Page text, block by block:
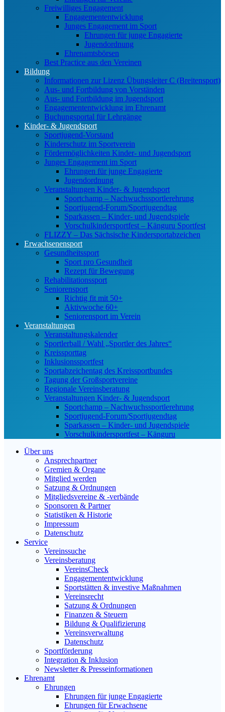
Freiwilliges Engagement
Engagemententwicklung
Junges Engagement im Sport
Ehrungen für junge Engagierte
Jugendordnung
Ehrenamtsbörsen
Best Practice aus den Vereinen
Bildung
Informationen zur Lizenz Übungsleiter C (Breitensport)
Aus- und Fortbildung von Vorständen
Aus- und Fortbildung im Jugendsport
Engagemententwicklung im Ehrenamt
Buchungsportal für Lehrgänge
Kinder- & Jugendsport
Sportjugend-Vorstand
Kinderschutz im Sportverein
Fördermöglichkeiten Kinder- und Jugendsport
Junges Engagement im Sport
Ehrungen für junge Engagierte
Jugendordnung
Veranstaltungen Kinder- & Jugendsport
Sportchamp – Nach­wuchs­sportler­ehrung
Sportjugend-Forum/Sport­jugend­tag
Sparkassen – Kinder- und Jugendspiele
Vorschulkindersportfest – Känguru Sportfest
FLIZZY – Das Sächsische Kindersportabzeichen
Erwachsenensport
Gesundheitssport
Sport pro Gesundheit
Rezept für Bewegung
Rehabilitationssport
Seniorensport
Richtig fit mit 50+
Aktivwoche 60+
Seniorensport im Verein
Veranstaltungen
Veranstaltungskalender
Sportlerball / Wahl „Sportler des Jahres“
Kreissporttag
Inklusionssportfest
Sportabzeichentag des Kreissportbundes
Tagung der Großsportvereine
Regionale Vereinsberatung
Veranstaltungen Kinder- & Jugendsport
Sportchamp – Nach­wuchs­sportler­ehrung
Sportjugend-Forum/Sport­jugend­tag
Sparkassen – Kinder- und Jugendspiele
Vorschulkindersportfest – Känguru
Über uns
Ansprechpartner
Gremien & Organe
Mitglied werden
Satzung & Ordnungen
Mitgliedsvereine & -verbände
Sponsoren & Partner
Statistiken & Historie
Impressum
Datenschutz
Service
Vereinssuche
Vereinsberatung
VereinsCheck
Engagemententwicklung
Sportstätten & investive Maßnahmen
Vereinsrecht
Satzung & Ordnungen
Finanzen & Steuern
Bildung & Qualifizierung
Vereinsverwaltung
Datenschutz
Sportförderung
Integration & Inklusion
Newsletter & Presseinformationen
Ehrenamt
Ehrungen
Ehrungen für junge Engagierte
Ehrungen für Erwachsene